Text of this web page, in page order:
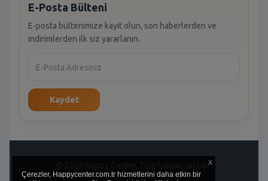
E-Posta Bülteni
E-posta bültenimize kayıt olun, son haberlerden ve
indirimlerden ilk siz yararlanın.
Kaydet
© 2026 Happy Center. Tüm hakları saklıdır.
x
Çerezler, Happycenter.com.tr hizmetlerini daha etkin bir